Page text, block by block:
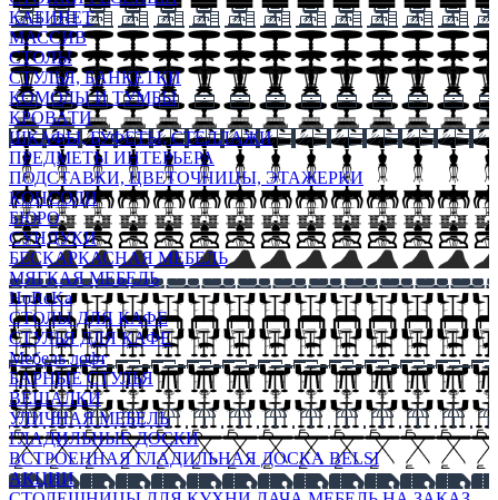
КАБИНЕТ
МАССИВ
СТОЛЫ
СТУЛЬЯ, БАНКЕТКИ
КОМОДЫ И ТУМБЫ
КРОВАТИ
ШКАФЫ, БУФЕТЫ, СТЕЛЛАЖИ
ПРЕДМЕТЫ ИНТЕРЬЕРА
ПОДСТАВКИ, ЦВЕТОЧНИЦЫ, ЭТАЖЕРКИ
КОНСОЛИ
БЮРО
СУНДУКИ
БЕСКАРКАСНАЯ МЕБЕЛЬ
МЯГКАЯ МЕБЕЛЬ
HoReKa
СТОЛЫ ДЛЯ КАФЕ
СТУЛЬЯ ДЛЯ КАФЕ
Мебель лофт
БАРНЫЕ СТУЛЬЯ
ВЕШАЛКИ
УЛИЧНАЯ МЕБЕЛЬ
ГЛАДИЛЬНЫЕ ДОСКИ
ВСТРОЕННАЯ ГЛАДИЛЬНАЯ ДОСКА BELSI
АКЦИИ